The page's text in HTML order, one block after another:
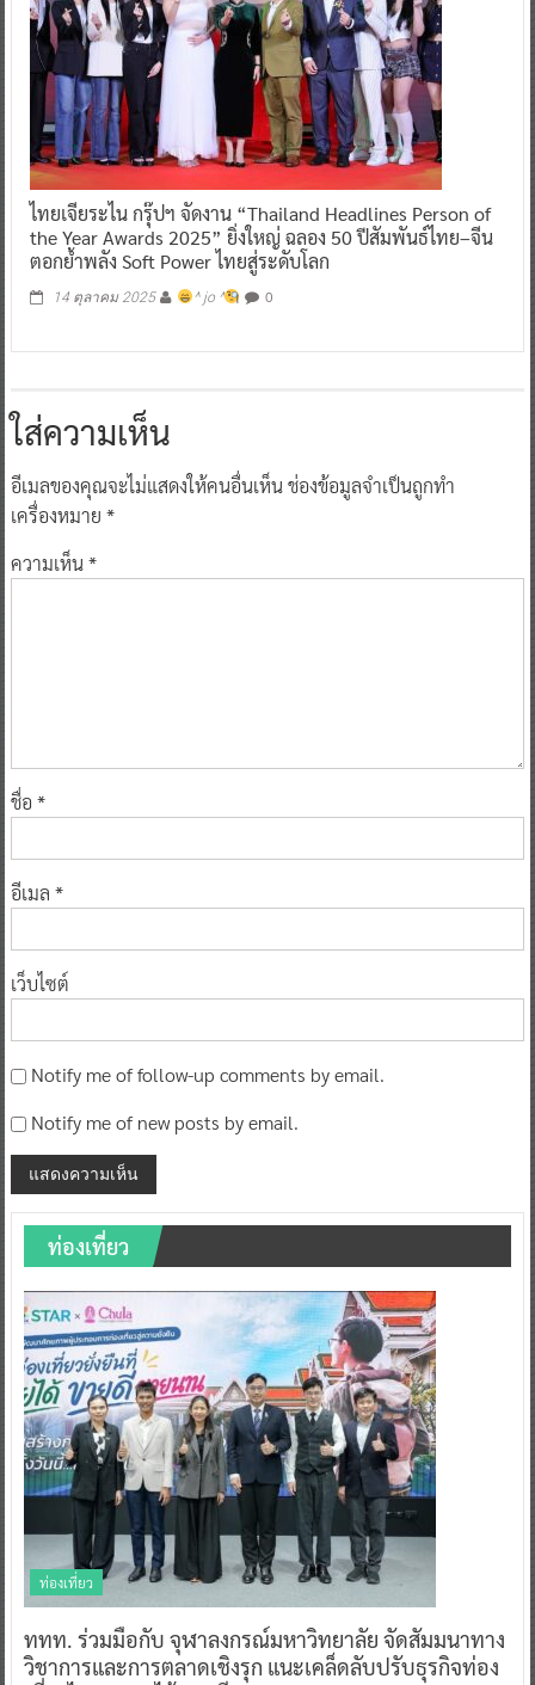
ไทยเจียระไน กรุ๊ปฯ จัดงาน “Thailand Headlines Person of
the Year Awards 2025” ยิ่งใหญ่ ฉลอง 50 ปีสัมพันธ์ไทย–จีน
ตอกย้ำพลัง Soft Power ไทยสู่ระดับโลก
14 ตุลาคม 2025 ^ jo ^ 0
ใส่ความเห็น
อีเมลของคุณจะไม่แสดงให้คนอื่นเห็นช่องข้อมูลจำเป็นถูกทำ
เครื่องหมาย *
ความเห็น*
ชื่อ *
อีเมล *
เว็บไซต์
Notify me of follow-up comments by email.
Notify me of new posts by email.
ท่องเที่ยว
ท่องเที่ยว
ททท. ร่วมมือกับ จุฬาลงกรณ์มหาวิทยาลัย จัดสัมมนาทาง
วิชาการและการตลาดเชิงรุก แนะเคล็ดลับปรับธุรกิจท่อง